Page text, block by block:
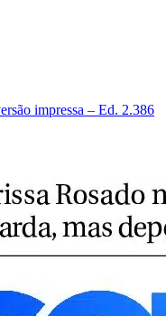
impressa – Ed. 2.386